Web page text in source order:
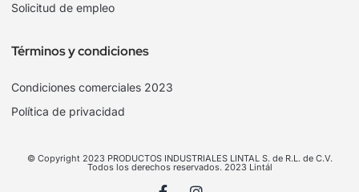
Solicitud de empleo
Términos y condiciones
Condiciones comerciales 2023
Política de privacidad
© Copyright 2023 PRODUCTOS INDUSTRIALES LINTAL S. de R.L. de C.V.
Todos los derechos reservados. 2023 Lintál